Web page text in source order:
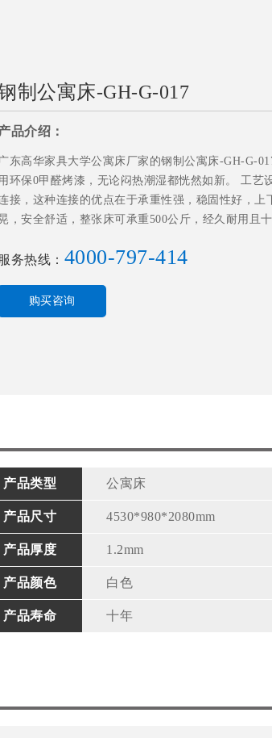
制公寓床-GH-G-017
品介绍：
东高华家具大学公寓床厂家的钢制公寓床-GH-G-
环保0甲醛烤漆，无论闷热潮湿都恍然如新。 工艺
接，这种连接的优点在于承重性强，稳固性好，上
，安全舒适，整张床可承重500公斤，经久耐用且
服务热线： 4000-797-414
购买咨询
产品类型 公寓床
产品尺寸 4530*980*2080mm
产品厚度 1.2mm
产品颜色 白色
产品寿命 十年